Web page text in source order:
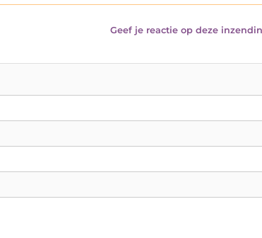
Geef je reactie op deze